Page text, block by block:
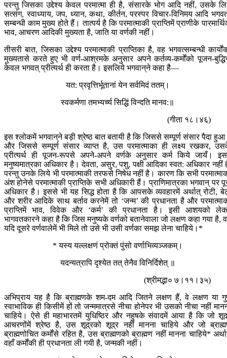
परन्तु जिसका उद्देश्य केवल परमात्मा ही है, संसारके भोग आदि नहीं, उसके
सत्संग, स्वाध्याय, जप, ध्यान, कथा, कीर्तन, परस्पर विचार-विनिमय आदि
सम्बन्धी काम मुख्य होते हैं। तात्पर्य है कि परमात्माकी प्राप्तिमें प्राणीके
भाव, आचरण आदिकी मुख्यता है, जाति या वर्णकी नहीं।
तीसरी बात, जिसका उद्देश्य परमात्माकी प्राप्तिका है, वह भगवत्सम्बन्धी
मुख्यतासे करते हुए भी वर्ण-आश्रमके अनुसार अपने कर्तव्य-कर्मोंको पूजन-
केवल भगवत् प्रीत्यर्थ ही करता है। इसलिये भगवान‍्ने कहा है—
यत: प्रवृत्तिर्भूतानां येन सर्वमिदं ततम्।
स्वकर्मणा तमभ्यर्च्य सिद्धिं विन्दति मानव:॥
(गीता १८।४६)
इस श्लोकमें भगवान‍्ने बड़ी श्रेष्ठ बात बतायी है कि जिससे सम्पूर्ण संसार पैदा हुआ
और जिससे सम्पूर्ण संसार व्याप्त है, उस परमात्माका ही लक्ष्य रखकर,
प्रीत्यर्थ ही पूजन-रूपसे अपने-अपने वर्णके अनुसार कर्म किये जायँ।
मनुष्यमात्रका अधिकार है। देवता, असुर, पशु, पक्षी आदिका स्वत: अधिकार नहीं
परन्तु उनके लिये भी परमात्माकी तरफसे निषेध नहीं है। कारण कि सभी
अंश होनेसे परमात्माकी प्राप्तिके सभी अधिकारी हैं। प्राणिमात्रका भगवान् पर
अधिकार है। इससे भी यह सिद्ध होता है कि आपसके व्यवहारमें अर्थात् रोटी,
और शरीर आदिके साथ बर्ताव करनेमें तो ‘जन्म’ की प्रधानता है और
प्राप्तिमें भाव, विवेक और ‘कर्म’ की प्रधानता है। इसी आशयको
भागवतकारने कहा है कि जिस मनुष्यके वर्णको बतानेवाला जो लक्षण कहा गया है,
यदि दूसरे वर्णवालेमें भी मिले तो उसे भी उसी वर्णका समझ लेना चाहिये।*
* यस्य यल्लक्षणं प्रोक्तं पुंसो वर्णाभिव्यञ्जकम्।
यदन्यत्रापि दृश्येत तत् तेनैव विनिर्दिशेत् ॥
(श्रीमद्भा० ७।११।३५)
अभिप्राय यह है कि ब्राह्मणके शम-दम आदि जितने लक्षण हैं, वे लक्षण या
स्वाभाविक ही किसीमें हों तो जन्ममात्रसे नीचा होनेपर भी उसको नीचा नहीं
चाहिये। ऐसे ही महाभारतमें युधिष्ठिर और नहुषके संवादमें आया है कि जो
आचरणोंमें श्रेष्ठ है, उस शूद्रको शूद्र नहीं मानना चाहिये और जो
ब्राह्मणोचित कर्मोंसे रहित है, उस ब्राह्मणको ब्राह्मण नहीं मानना चाहिये*
वहाँ कर्मोंकी ही प्रधानता ली गयी है, जन्मकी नहीं।